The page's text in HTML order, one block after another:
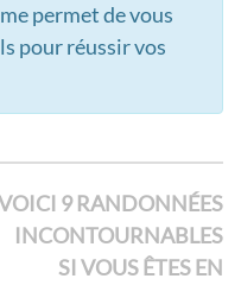
permet de vous
pour réussir vos
9 RANDONNÉES
INCONTOURNABLES
SI VOUS ÊTES EN